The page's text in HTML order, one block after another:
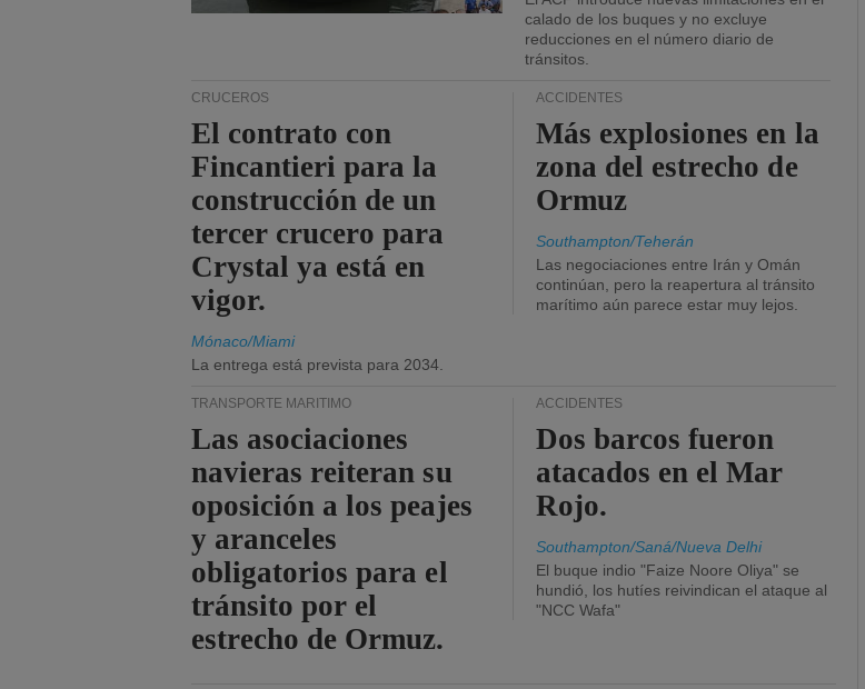
calado de los buques y no excluye
reducciones en el número diario de
tránsitos.
CRUCEROS
El contrato con
Fincantieri para la
construcción de un
tercer crucero para
Crystal ya está en
vigor.
Mónaco/Miami
La entrega está prevista para 2034.
ACCIDENTES
Más explosiones en la
zona del estrecho de
Ormuz
Southampton/Teherán
Las negociaciones entre Irán y Omán
continúan, pero la reapertura al tránsito
marítimo aún parece estar muy lejos.
TRANSPORTE MARÍTIMO
Las asociaciones
navieras reiteran su
oposición a los peajes
y aranceles
obligatorios para el
tránsito por el
estrecho de Ormuz.
ACCIDENTES
Dos barcos fueron
atacados en el Mar
Rojo.
Southampton/Saná/Nueva Delhi
El buque indio "Faize Noore Oliya" se
hundió, los hutíes reivindican el ataque al
"NCC Wafa"